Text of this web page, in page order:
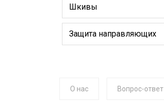
Шкивы
Защита направляющих
О нас Вопрос-ответ